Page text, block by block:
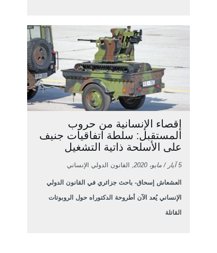
إقصاء الإنسانية من حروب
المستقبل: سلطة اتفاقيات جنيف
على الأسلحة ذاتية التشغيل
5 آيار / مايو، 2020 , القانون الدولي الإنساني
العشعاش إسحاق- باحث جزائري في القانون الدولي
الإنساني يُعد الآن أطروحة الدكتوراه حول الروبوتات
القاتلة